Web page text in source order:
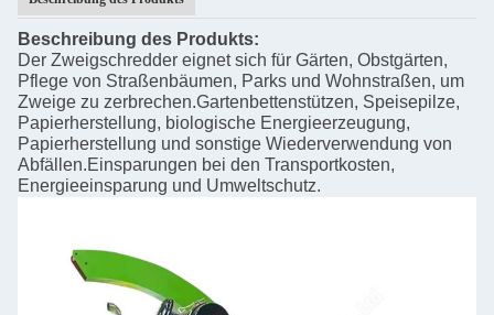
Beschreibung des Produkts:
Der Zweigschredder eignet sich für Gärten, Obstgärten,
Pflege von Straßenbäumen, Parks und Wohnstraßen, um
Zweige zu zerbrechen.Gartenbettenstützen, Speisepilze,
Papierherstellung, biologische Energieerzeugung,
Papierherstellung und sonstige Wiederverwendung von
Abfällen.Einsparungen bei den Transportkosten,
Energieeinsparung und Umweltschutz.